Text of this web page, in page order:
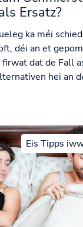
Ersatz?
ka méi
déi an et
dat de Fall
hei an
Eis Tipps